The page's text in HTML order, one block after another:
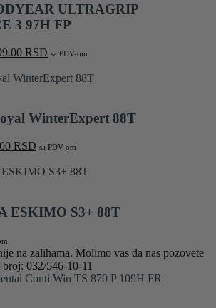
ULTRAGRIP
3 97H FP
RSD Trenutna
je:
sa PDV-om
WinterExpert 88T
RSD Trenutna
je:
sa PDV-om
ESKIMO S3+ 88T
na zalihama. Molimo vas da nas pozovete
032/546-10-11